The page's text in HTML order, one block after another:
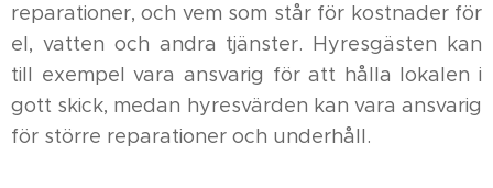
reparationer, och vem som står för kostnader för
el, vatten och andra tjänster. Hyresgästen kan
till exempel vara ansvarig för att hålla lokalen i
gott skick, medan hyresvärden kan vara ansvarig
för större reparationer och underhåll.